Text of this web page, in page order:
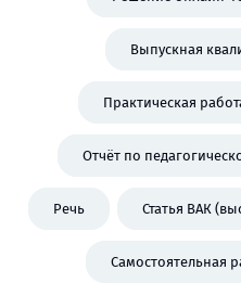
Выпускная
Практическая
Отчёт по
Речь Статья ВАК
Самостоятельная